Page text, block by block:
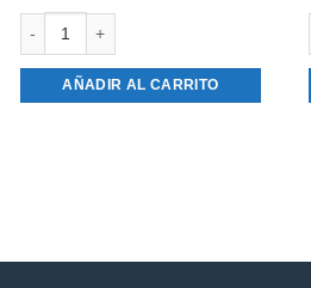
AÑADIR AL CARRITO